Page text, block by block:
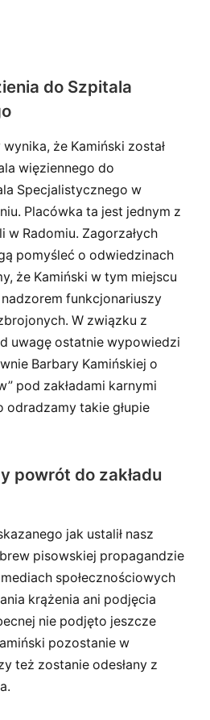
do Szpitala
że Kamiński został
więziennego do
Specjalistycznego w
Placówka ta jest jednym z
w Radomiu. Zagorzałych
pomyśleć o odwiedzinach
że Kamiński w tym miejscu
funkcjonariuszy
W związku z
uwagę ostatnie wypowiedzi
Barbary Kamińskiej o
pod zakładami karnymi
takie głupie
powrót do zakładu
jak ustalił nasz
pisowskiej propagandzie
społecznościowych
krążenia ani podjęcia
nie podjęto jeszcze
pozostanie w
też zostanie odesłany z